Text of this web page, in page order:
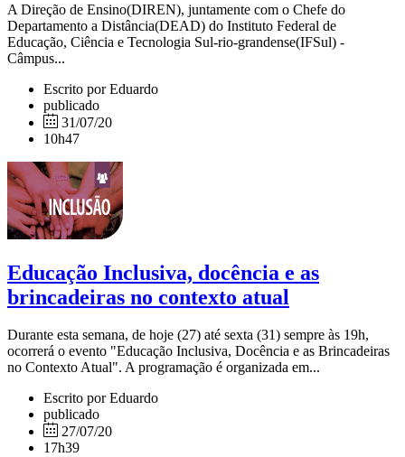
A Direção de Ensino(DIREN), juntamente com o Chefe do
Departamento a Distância(DEAD) do Instituto Federal de
Educação, Ciência e Tecnologia Sul-rio-grandense(IFSul) -
Câmpus...
Escrito por Eduardo
publicado
31/07/20
10h47
Educação Inclusiva, docência e as
brincadeiras no contexto atual
Durante esta semana, de hoje (27) até sexta (31) sempre às 19h,
ocorrerá o evento "Educação Inclusiva, Docência e as Brincadeiras
no Contexto Atual". A programação é organizada em...
Escrito por Eduardo
publicado
27/07/20
17h39